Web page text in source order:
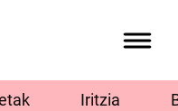
Iritzia